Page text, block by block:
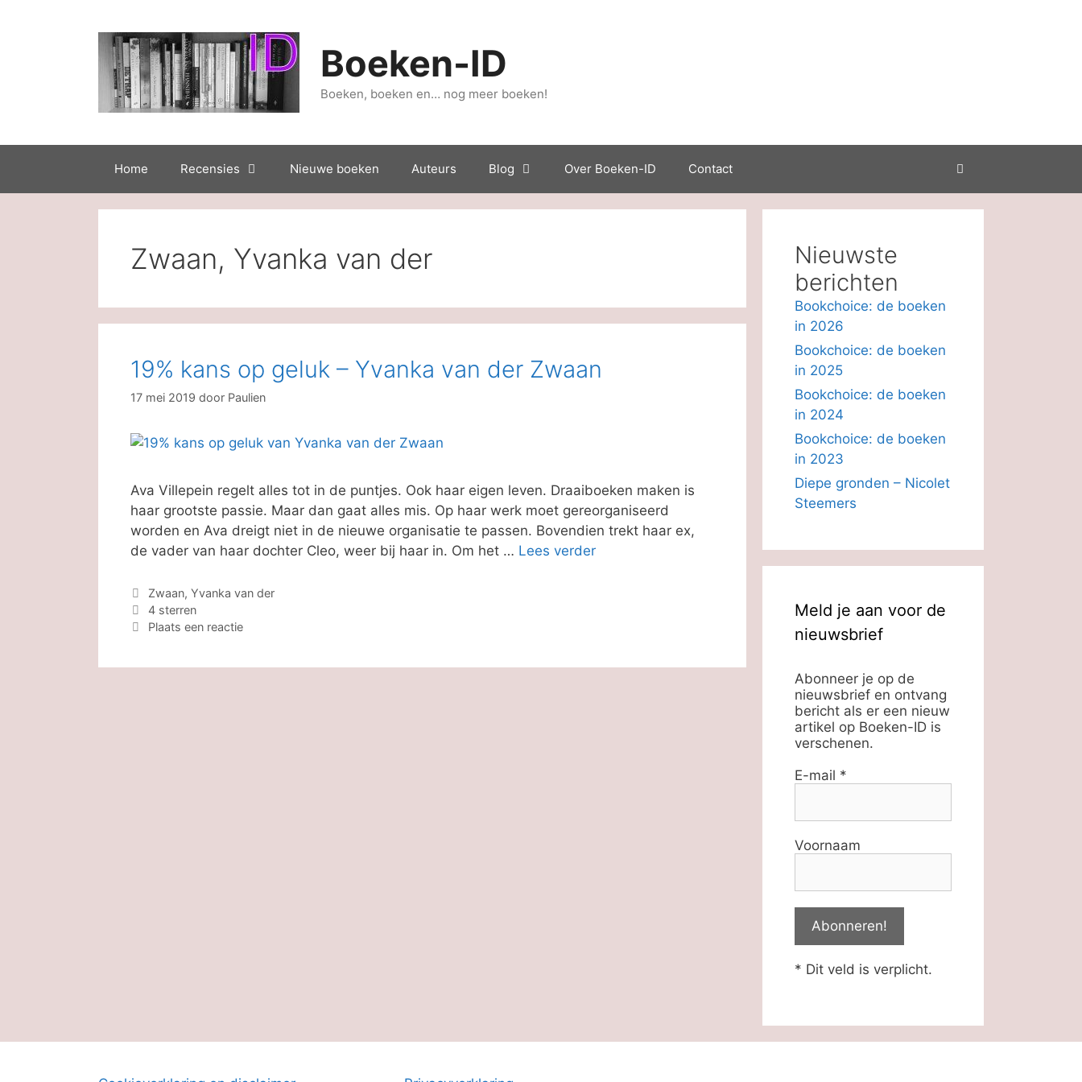
Boeken-ID
Boeken, boeken en… nog meer boeken!
Home Recensies Nieuwe boeken Auteurs Blog Over Boeken-ID Contact
Zwaan, Yvanka van der
19% kans op geluk – Yvanka van der Zwaan
17 mei 2019 door Paulien
Ava Villepein regelt alles tot in de puntjes. Ook haar eigen leven. Draaiboeken maken is
haar grootste passie. Maar dan gaat alles mis. Op haar werk moet gereorganiseerd
worden en Ava dreigt niet in de nieuwe organisatie te passen. Bovendien trekt haar ex,
de vader van haar dochter Cleo, weer bij haar in. Om het … Lees verder
Categorieën
Zwaan, Yvanka van der
Tags
4 sterren
Plaats een reactie
Nieuwste
berichten
Bookchoice: de boeken
in 2026
Bookchoice: de boeken
in 2025
Bookchoice: de boeken
in 2024
Bookchoice: de boeken
in 2023
Diepe gronden – Nicolet
Steemers
Meld je aan voor de
nieuwsbrief
Abonneer je op de
nieuwsbrief en ontvang
bericht als er een nieuw
artikel op Boeken-ID is
verschenen.
E-mail *
Voornaam
* Dit veld is verplicht.